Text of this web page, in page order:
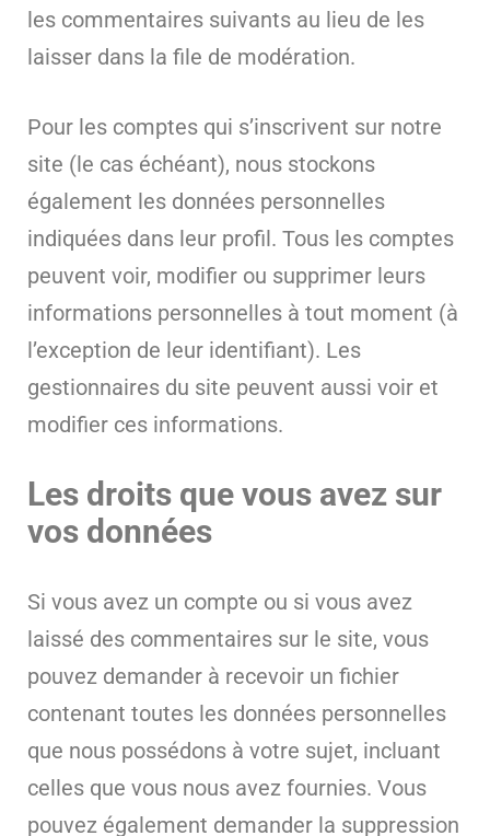
les commentaires suivants au lieu de les
laisser dans la file de modération.
Pour les comptes qui s’inscrivent sur notre
site (le cas échéant), nous stockons
également les données personnelles
indiquées dans leur profil. Tous les comptes
peuvent voir, modifier ou supprimer leurs
informations personnelles à tout moment (à
l’exception de leur identifiant). Les
gestionnaires du site peuvent aussi voir et
modifier ces informations.
Les droits que vous avez sur
vos données
Si vous avez un compte ou si vous avez
laissé des commentaires sur le site, vous
pouvez demander à recevoir un fichier
contenant toutes les données personnelles
que nous possédons à votre sujet, incluant
celles que vous nous avez fournies. Vous
pouvez également demander la suppression